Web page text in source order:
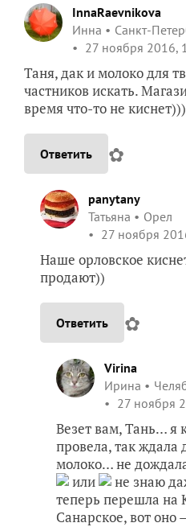
InnaRaevnikova
Инна
Санкт-
27 ноября 2016,
Таня, дак и молоко для
частников искать.
время что-то не киснет)))
Ответить ✿
panytany
Татьяна
Орел
27 ноября
Наше орловское
продают))
Ответить ✿
Virina
Ирина
27 ноября
Везет вам, Тань… я
провела, так ждала
молоко… не
или
не знаю
теперь перешла на
Санарское, вот оно